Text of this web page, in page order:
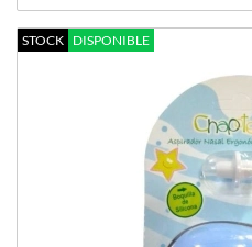
STOCK DISPONIBLE